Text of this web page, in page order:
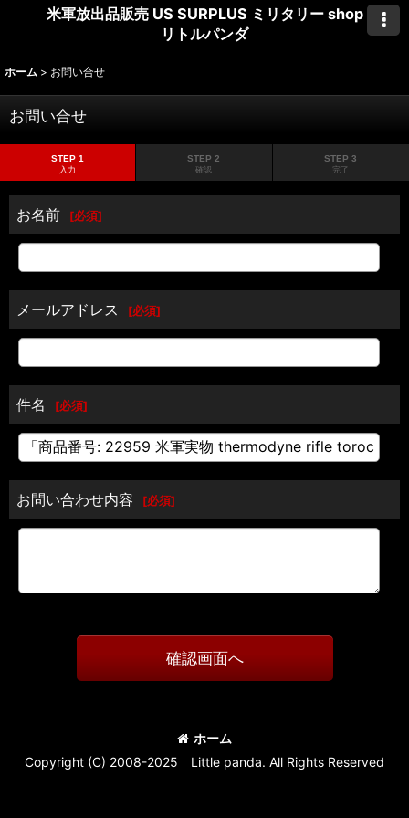
米軍放出品販売 US SURPLUS ミリタリー shop
リトルパンダ
ホーム > お問い合せ
お問い合せ
STEP 1
入力
STEP 2
確認
STEP 3
完了
お名前 [必須]
メールアドレス [必須]
件名 [必須]
お問い合わせ内容 [必須]
確認画面へ
ホーム
Copyright (C) 2008-2025 Little panda. All Rights Reserved